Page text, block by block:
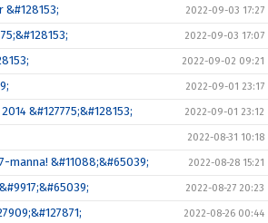
2022-09-03 17:27
2022-09-03 17:07
2022-09-02 09:21
2022-09-01 23:17
2014 &#127775;&#128153; 2022-09-01 23:12
2022-08-31 10:18
manna! &#11088;&#65039; 2022-08-28 15:21
2022-08-27 20:23
2022-08-26 00:44